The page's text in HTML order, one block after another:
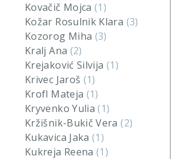
Kovačič Mojca(1)
Kožar Rosulnik Klara (3)
Kozorog Miha (3)
Kralj Ana (2)
Krejaković Silvija (1)
Krivec Jaroš (1)
Krofl Mateja (1)
Kryvenko Yulia(1)
Kržišnik-Bukič Vera(2)
Kukavica Jaka(1)
Kukreja Reena(1)